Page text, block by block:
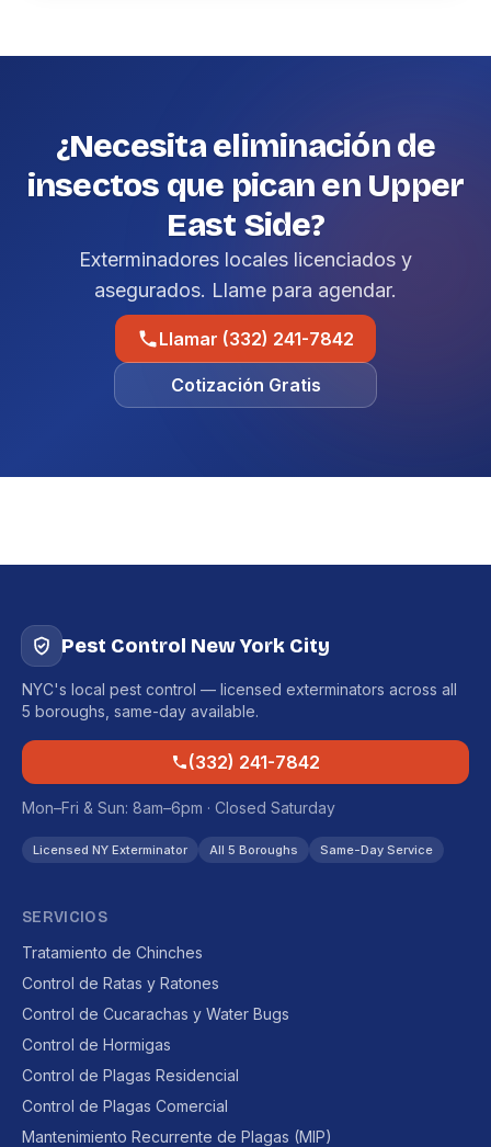
¿Necesita eliminación de
insectos que pican en Upper
East Side?
Exterminadores locales licenciados y
asegurados. Llame para agendar.
Llamar (332) 241-7842
Cotización Gratis
Pest Control New York City
NYC's local pest control — licensed exterminators across all
5 boroughs, same-day available.
(332) 241-7842
Mon–Fri & Sun: 8am–6pm · Closed Saturday
Licensed NY Exterminator All 5 Boroughs Same-Day Service
SERVICIOS
Tratamiento de Chinches
Control de Ratas y Ratones
Control de Cucarachas y Water Bugs
Control de Hormigas
Control de Plagas Residencial
Control de Plagas Comercial
Mantenimiento Recurrente de Plagas (MIP)